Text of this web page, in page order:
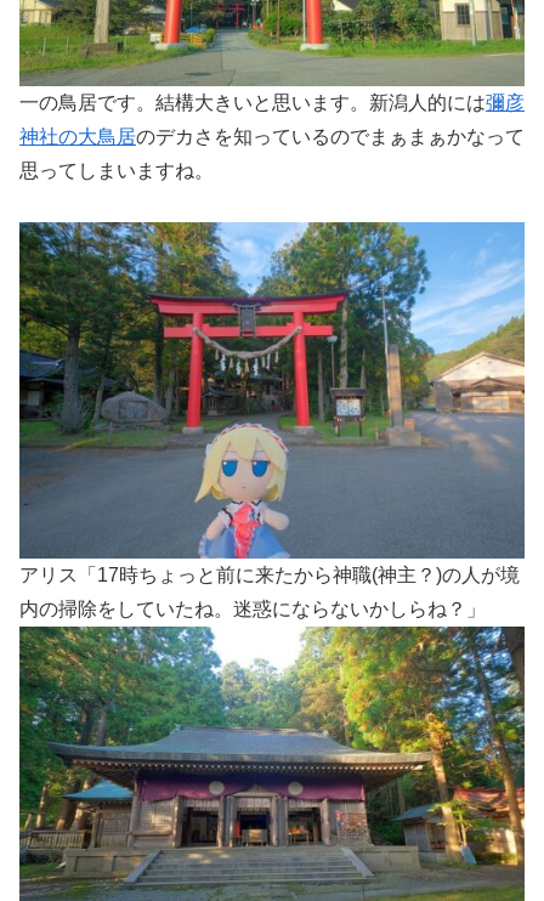
一の鳥居です。結構大きいと思います。新潟人的には彌彦
神社の大鳥居のデカさを知っているのでまぁまぁかなって
思ってしまいますね。
アリス「17時ちょっと前に来たから神職(神主？)の人が境
内の掃除をしていたね。迷惑にならないかしらね？」